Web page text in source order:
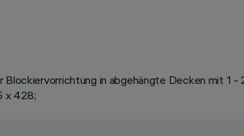
Blockiervorrichtung in abgehängte Decken mit 1
x 428;